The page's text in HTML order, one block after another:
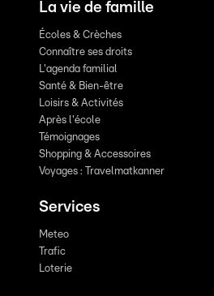
La vie de famille
Écoles & Crèches
Connaître ses droits
L'agenda familial
Santé & Bien-être
Loisirs & Activités
Après l'école
Témoignages
Shopping & Accessoires
Voyages : Travelmatkanner
Services
Meteo
Trafic
Loterie